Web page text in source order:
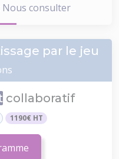
Nous consulter
par le jeu
collaboratif
1190€ HT